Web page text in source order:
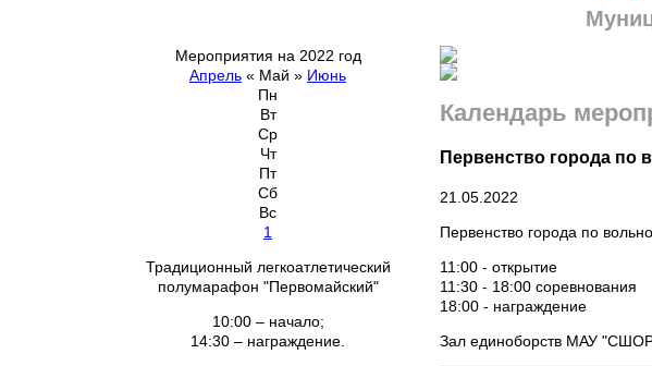
Мероприятия на 2022 год
Апрель « Май » Июнь
Пн
Вт
Ср
Чт
Пт
Сб
Вс
1
Традиционный легкоатлетический
полумарафон "Первомайский"
10:00 – начало;
14:30 – награждение.
Календарь
Первенство города по
21.05.2022
Первенство города по
11:00 - открытие
11:30 - 18:00 соревнования
18:00 - награждение
Зал единоборств МАУ